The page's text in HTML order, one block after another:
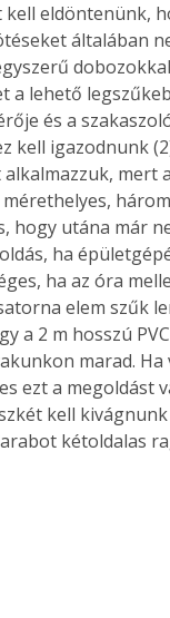
kell eldöntenünk,
általában
a lehető
és a
kell igazodnunk
mert
mérethelyes,
hogy utána már
ha
ha az óra
elem szűk
a 2 m hosszú
marad.
ezt a megoldást
kell
kétoldalas